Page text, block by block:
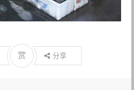
赏 分享